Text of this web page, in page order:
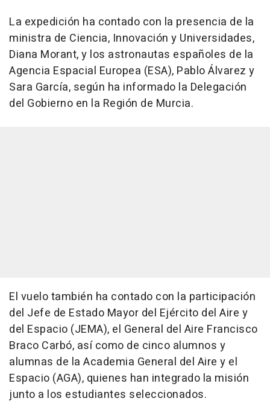
La expedición ha contado con la presencia de la
ministra de Ciencia, Innovación y Universidades,
Diana Morant, y los astronautas españoles de la
Agencia Espacial Europea (ESA), Pablo Álvarez y
Sara García, según ha informado la Delegación
del Gobierno en la Región de Murcia.
El vuelo también ha contado con la participación
del Jefe de Estado Mayor del Ejército del Aire y
del Espacio (JEMA), el General del Aire Francisco
Braco Carbó, así como de cinco alumnos y
alumnas de la Academia General del Aire y el
Espacio (AGA), quienes han integrado la misión
junto a los estudiantes seleccionados.